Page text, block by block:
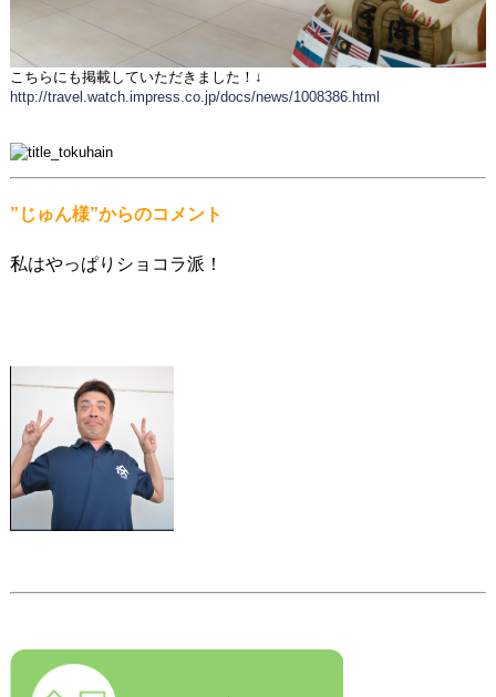
こちらにも掲載していただきました！↓
http://travel.watch.impress.co.jp/docs/news/1008386.html
”じゅん様”からのコメント
私はやっぱりショコラ派！